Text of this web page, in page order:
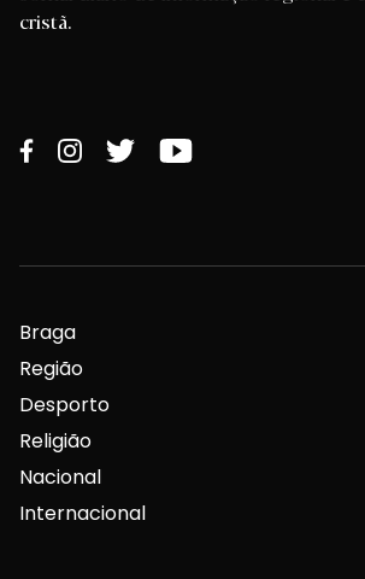
cristã.
Braga
Região
Desporto
Religião
Nacional
Internacional